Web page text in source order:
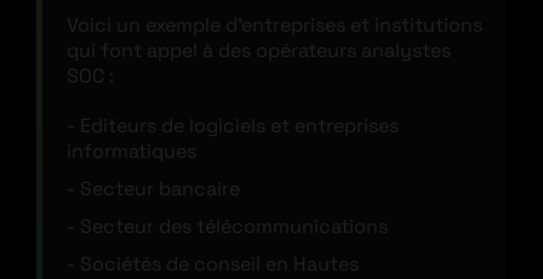
Voici un exemple d’entreprises et institutions
qui font appel à des opérateurs analystes
SOC :
Editeurs de logiciels et entreprises
informatiques
Secteur bancaire
Secteur des télécommunications
Sociétés de conseil en Hautes